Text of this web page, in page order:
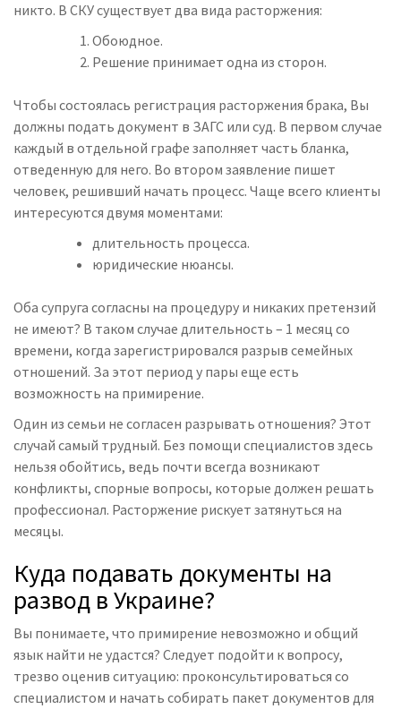
никто. В СКУ существует два вида расторжения:
Обоюдное.
Решение принимает одна из сторон.
Чтобы состоялась регистрация расторжения брака, Вы
должны подать документ в ЗАГС или суд. В первом случае
каждый в отдельной графе заполняет часть бланка,
отведенную для него. Во втором заявление пишет
человек, решивший начать процесс. Чаще всего клиенты
интересуются двумя моментами:
длительность процесса.
юридические нюансы.
Оба супруга согласны на процедуру и никаких претензий
не имеют? В таком случае длительность – 1 месяц со
времени, когда зарегистрировался разрыв семейных
отношений. За этот период у пары еще есть
возможность на примирение.
Один из семьи не согласен разрывать отношения? Этот
случай самый трудный. Без помощи специалистов здесь
нельзя обойтись, ведь почти всегда возникают
конфликты, спорные вопросы, которые должен решать
профессионал. Расторжение рискует затянуться на
месяцы.
Куда подавать документы на
развод в Украине?
Вы понимаете, что примирение невозможно и общий
язык найти не удастся? Следует подойти к вопросу,
трезво оценив ситуацию: проконсультироваться со
специалистом и начать собирать пакет документов для